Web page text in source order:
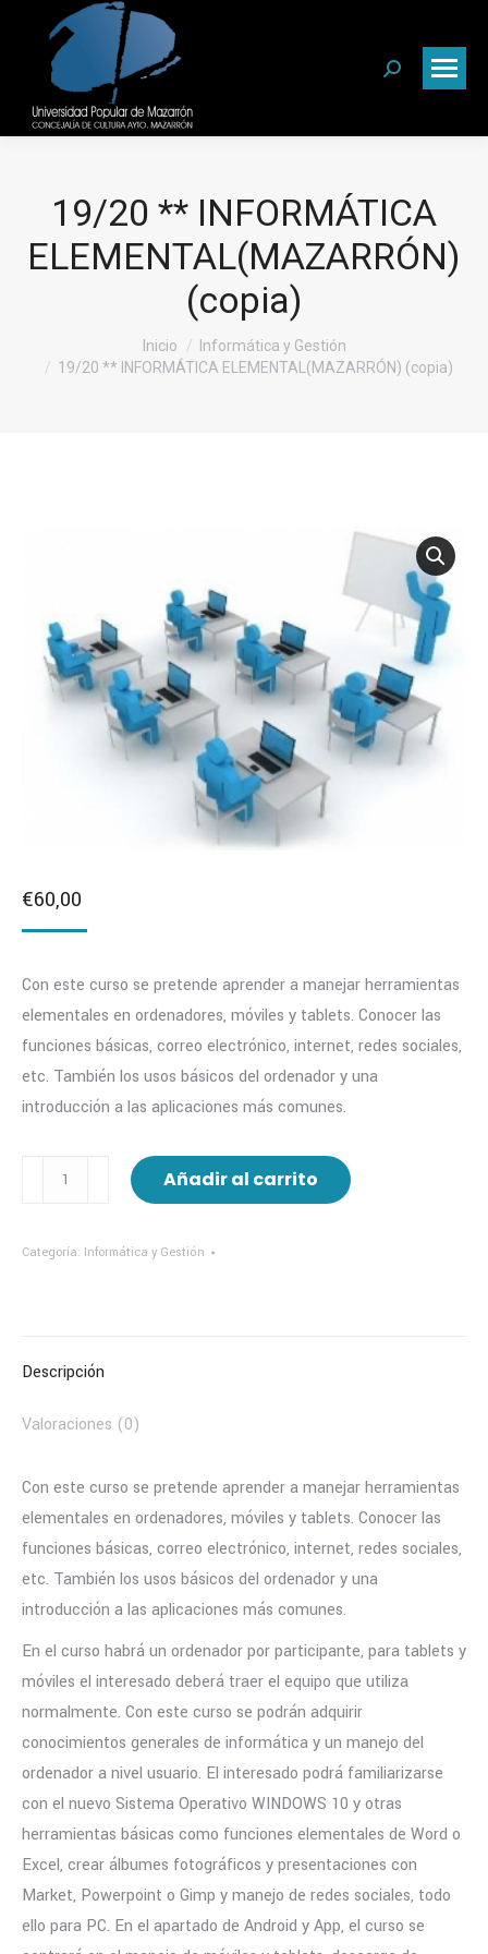
Buscar:
19/20 ** INFORMÁTICA
ELEMENTAL(MAZARRÓN)
(copia)
Inicio
Informática y Gestión
19/20 ** INFORMÁTICA ELEMENTAL(MAZARRÓN) (copia)
€60,00
Con este curso se pretende aprender a manejar herramientas
elementales en ordenadores, móviles y tablets. Conocer las
funciones básicas, correo electrónico, internet, redes sociales,
etc. También los usos básicos del ordenador y una
introducción a las aplicaciones más comunes.
ELEMENTAL(MAZARRÓN)
Añadir al carrito
Categoría: Informática y Gestión
Descripción
Valoraciones (0)
Con este curso se pretende aprender a manejar herramientas
elementales en ordenadores, móviles y tablets. Conocer las
funciones básicas, correo electrónico, internet, redes sociales,
etc. También los usos básicos del ordenador y una
introducción a las aplicaciones más comunes.
En el curso habrá un ordenador por participante, para tablets y
móviles el interesado deberá traer el equipo que utiliza
normalmente. Con este curso se podrán adquirir
conocimientos generales de informática y un manejo del
ordenador a nivel usuario. El interesado podrá familiarizarse
con el nuevo Sistema Operativo WINDOWS 10 y otras
herramientas básicas como funciones elementales de Word o
Excel, crear álbumes fotográficos y presentaciones con
Market, Powerpoint o Gimp y manejo de redes sociales, todo
ello para PC. En el apartado de Android y App, el curso se